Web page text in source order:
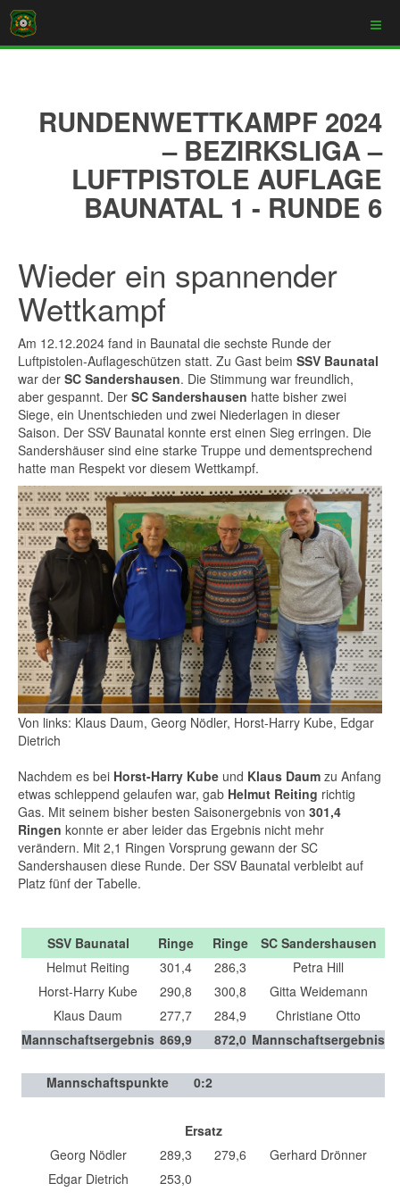
RUNDENWETTKAMPF 2024
– BEZIRKSLIGA –
LUFTPISTOLE AUFLAGE
BAUNATAL 1 - RUNDE 6
Wieder ein spannender
Wettkampf
Am 12.12.2024 fand in Baunatal die sechste Runde der
Luftpistolen-Auflageschützen statt. Zu Gast beim SSV Baunatal
war der SC Sandershausen. Die Stimmung war freundlich,
aber gespannt. Der SC Sandershausen hatte bisher zwei
Siege, ein Unentschieden und zwei Niederlagen in dieser
Saison. Der SSV Baunatal konnte erst einen Sieg erringen. Die
Sandershäuser sind eine starke Truppe und dementsprechend
hatte man Respekt vor diesem Wettkampf.
Von links: Klaus Daum, Georg Nödler, Horst-Harry Kube, Edgar
Dietrich
Nachdem es bei Horst-Harry Kube und Klaus Daum zu Anfang
etwas schleppend gelaufen war, gab Helmut Reiting richtig
Gas. Mit seinem bisher besten Saisonergebnis von 301,4
Ringen konnte er aber leider das Ergebnis nicht mehr
verändern. Mit 2,1 Ringen Vorsprung gewann der SC
Sandershausen diese Runde. Der SSV Baunatal verbleibt auf
Platz fünf der Tabelle.
SSV Baunatal Ringe Ringe
SC Sandershausen
Helmut Reiting
301,4 286,3
Petra Hill
Horst-Harry Kube
290,8 300,8
Gitta Weidemann
Klaus Daum
277,7 284,9
Christiane Otto
Mannschaftsergebnis 869,9 872,0 Mannschaftsergebnis
Mannschaftspunkte 0:2
Ersatz
Georg Nödler
289,3 279,6
Gerhard Drönner
Edgar Dietrich
253,0